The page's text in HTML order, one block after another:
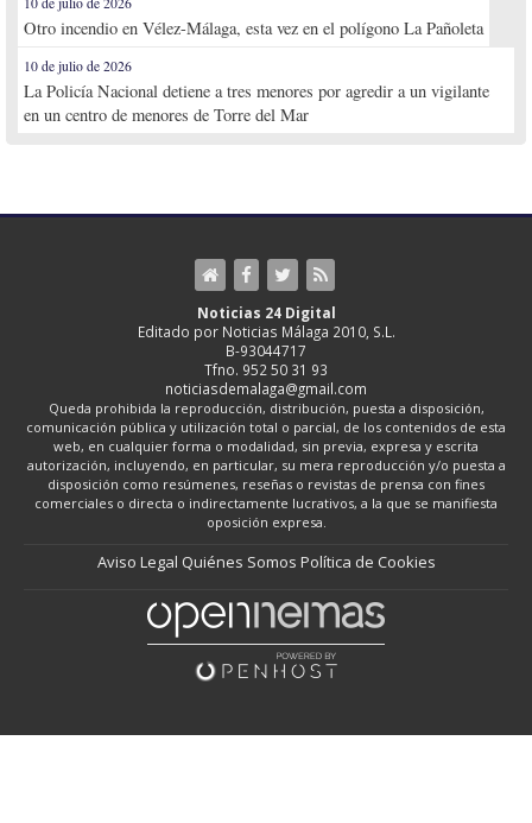
Otro incendio en Vélez-Málaga, esta vez en el polígono La Pañoleta
10 de julio de 2026
La Policía Nacional detiene a tres menores por agredir a un vigilante
en un centro de menores de Torre del Mar
Noticias 24 Digital
Editado por Noticias Málaga 2010, S.L.
B-93044717
Tfno. 952 50 31 93
noticiasdemalaga@gmail.com
Queda prohibida la reproducción, distribución, puesta a disposición,
comunicación pública y utilización total o parcial, de los contenidos de esta
web, en cualquier forma o modalidad, sin previa, expresa y escrita
autorización, incluyendo, en particular, su mera reproducción y/o puesta a
disposición como resúmenes, reseñas o revistas de prensa con fines
comerciales o directa o indirectamente lucrativos, a la que se manifiesta
oposición expresa.
Aviso Legal Quiénes Somos Política de Cookies